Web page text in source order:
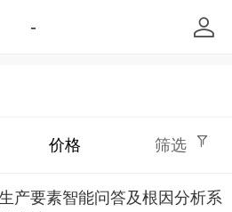
-
价格 筛选
产要素智能问答及根因分析系